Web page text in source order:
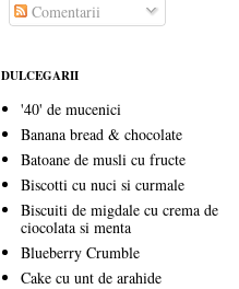
Comentarii
DULCEGARII
'40' de mucenici
Banana bread & chocolate
Batoane de musli cu fructe
Biscotti cu nuci si curmale
Biscuiti de migdale cu crema de
ciocolata si menta
Blueberry Crumble
Cake cu unt de arahide